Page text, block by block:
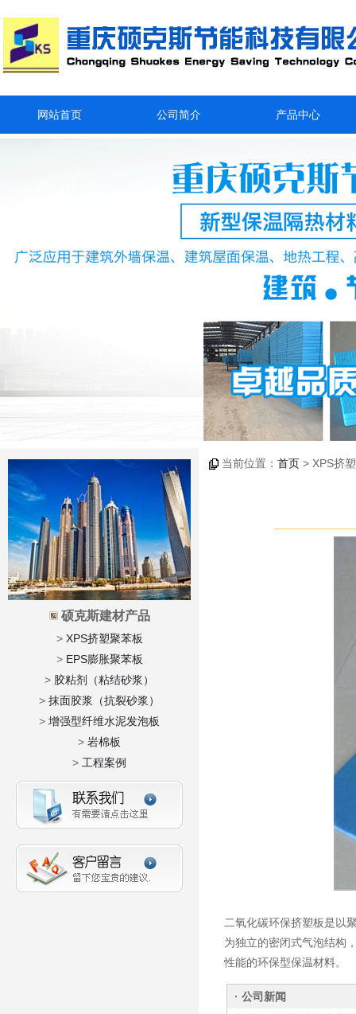
网站首页 公司简介 产品中心
硕克斯建材产品
> XPS挤塑聚苯板
> EPS膨胀聚苯板
> 胶粘剂（粘结砂浆）
> 抹面胶浆（抗裂砂浆）
> 增强型纤维水泥发泡板
> 岩棉板
> 工程案例
当前位置： 首页 > XPS挤
二氧化碳环保挤塑板是以
为独立的密闭式气泡结构
性能的环保型保温材料。
· 公司新闻